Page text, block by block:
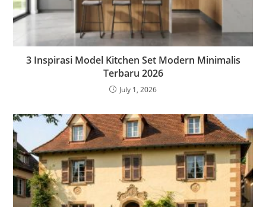
3 Inspirasi Model Kitchen Set Modern Minimalis
Terbaru 2026
July 1, 2026